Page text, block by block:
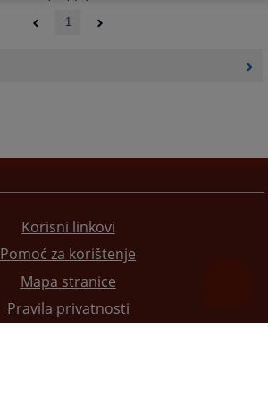
1
Korisni linkovi
Pomoć za korištenje
Mapa stranice
Pravila privatnosti